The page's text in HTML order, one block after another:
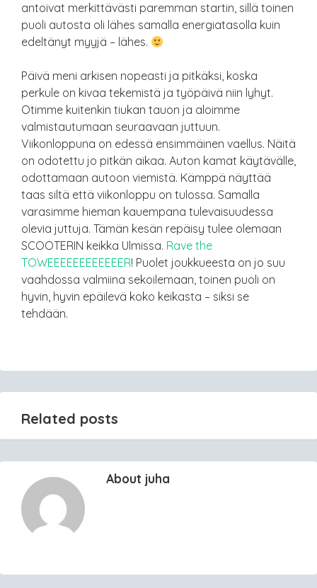
antoivat merkittävästi paremman startin, sillä toinen
puoli autosta oli lähes samalla energiatasolla kuin
edeltänyt myyjä – lähes.
Päivä meni arkisen nopeasti ja pitkäksi, koska
perkule on kivaa tekemistä ja työpäivä niin lyhyt.
Otimme kuitenkin tiukan tauon ja aloimme
valmistautumaan seuraavaan juttuun.
Viikonloppuna on edessä ensimmäinen vaellus. Näitä
on odotettu jo pitkän aikaa. Auton kamat käytävälle,
odottamaan autoon viemistä. Kämppä näyttää
taas siltä että viikonloppu on tulossa. Samalla
varasimme hieman kauempana tulevaisuudessa
olevia juttuja. Tämän kesän repäisy tulee olemaan
SCOOTERIN keikka Ulmissa. Rave the
TOWEEEEEEEEEEEER! Puolet joukkueesta on jo suu
vaahdossa valmiina sekoilemaan, toinen puoli on
hyvin, hyvin epäilevä koko keikasta – siksi se
tehdään.
Related posts
About juha